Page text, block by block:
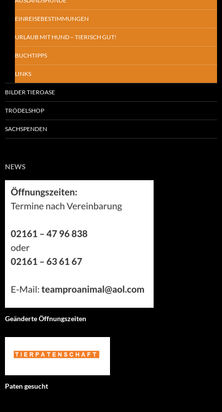
EINREISEBESTIMMUNGEN
URLAUB MIT HUND – TIERISCH GUT!
BUCHTIPPS
LINKS
BILDER TIEROASE
TRÖDELSHOP
SACHSPENDEN
NEWS
Geänderte Öffnungszeiten
Paten gesucht